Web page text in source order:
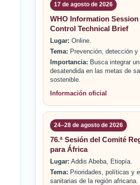
17 de agosto de 2026
WHO Information
Control Technical Brief
Lugar: Online.
Tema: Prevención, detección y
Importancia: Busca integrar
desatendida en las metas de
sostenible.
Información oficial
24–28 de agosto de 2026
76.ª Sesión del Comité
para África
Lugar: Addis Abeba, Etiopía.
Tema: Prioridades, políticas y
sanitarias de la región africana.